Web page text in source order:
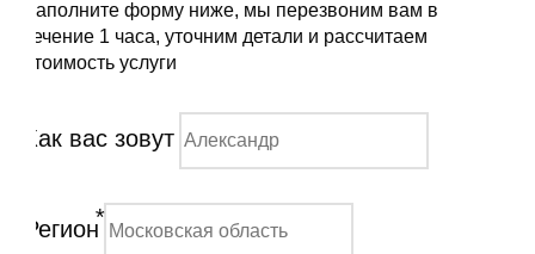
Заполните форму ниже, мы перезвоним вам в
течение 1 часа, уточним детали и рассчитаем
стоимость услуги
Как вас зовут
Регион*